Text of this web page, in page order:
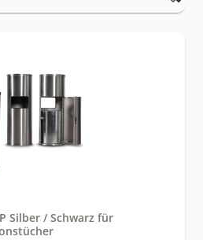
Silber / Schwarz für